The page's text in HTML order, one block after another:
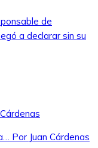
de
a declarar sin su
Por Juan Cárdenas